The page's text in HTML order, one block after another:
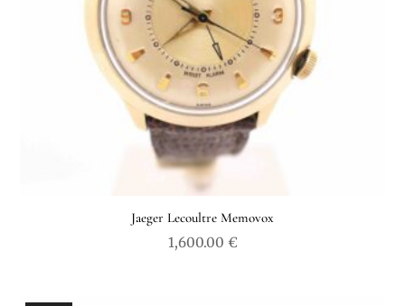
Jaeger Lecoultre Memovox
1,600.00 €